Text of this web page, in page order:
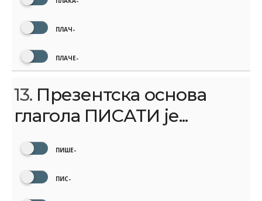
ПЛАЧ-
ПЛАЧЕ-
13. Презентска основа
глагола ПИСАТИ је...
ПИШЕ-
ПИС-